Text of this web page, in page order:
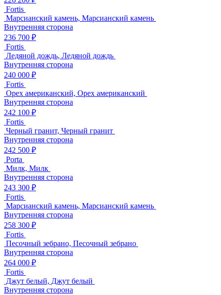
Fortis
Марсианский камень, Марсианский камень
Внутренняя сторона
236 700 ₽
Fortis
Ледяной дождь, Ледяной дождь
Внутренняя сторона
240 000 ₽
Fortis
Орех американский, Орех американский
Внутренняя сторона
242 100 ₽
Fortis
Черный гранит, Черный гранит
Внутренняя сторона
242 500 ₽
Porta
Милк, Милк
Внутренняя сторона
243 300 ₽
Fortis
Марсианский камень, Марсианский камень
Внутренняя сторона
258 300 ₽
Fortis
Песочный зебрано, Песочный зебрано
Внутренняя сторона
264 000 ₽
Fortis
Джут белый, Джут белый
Внутренняя сторона